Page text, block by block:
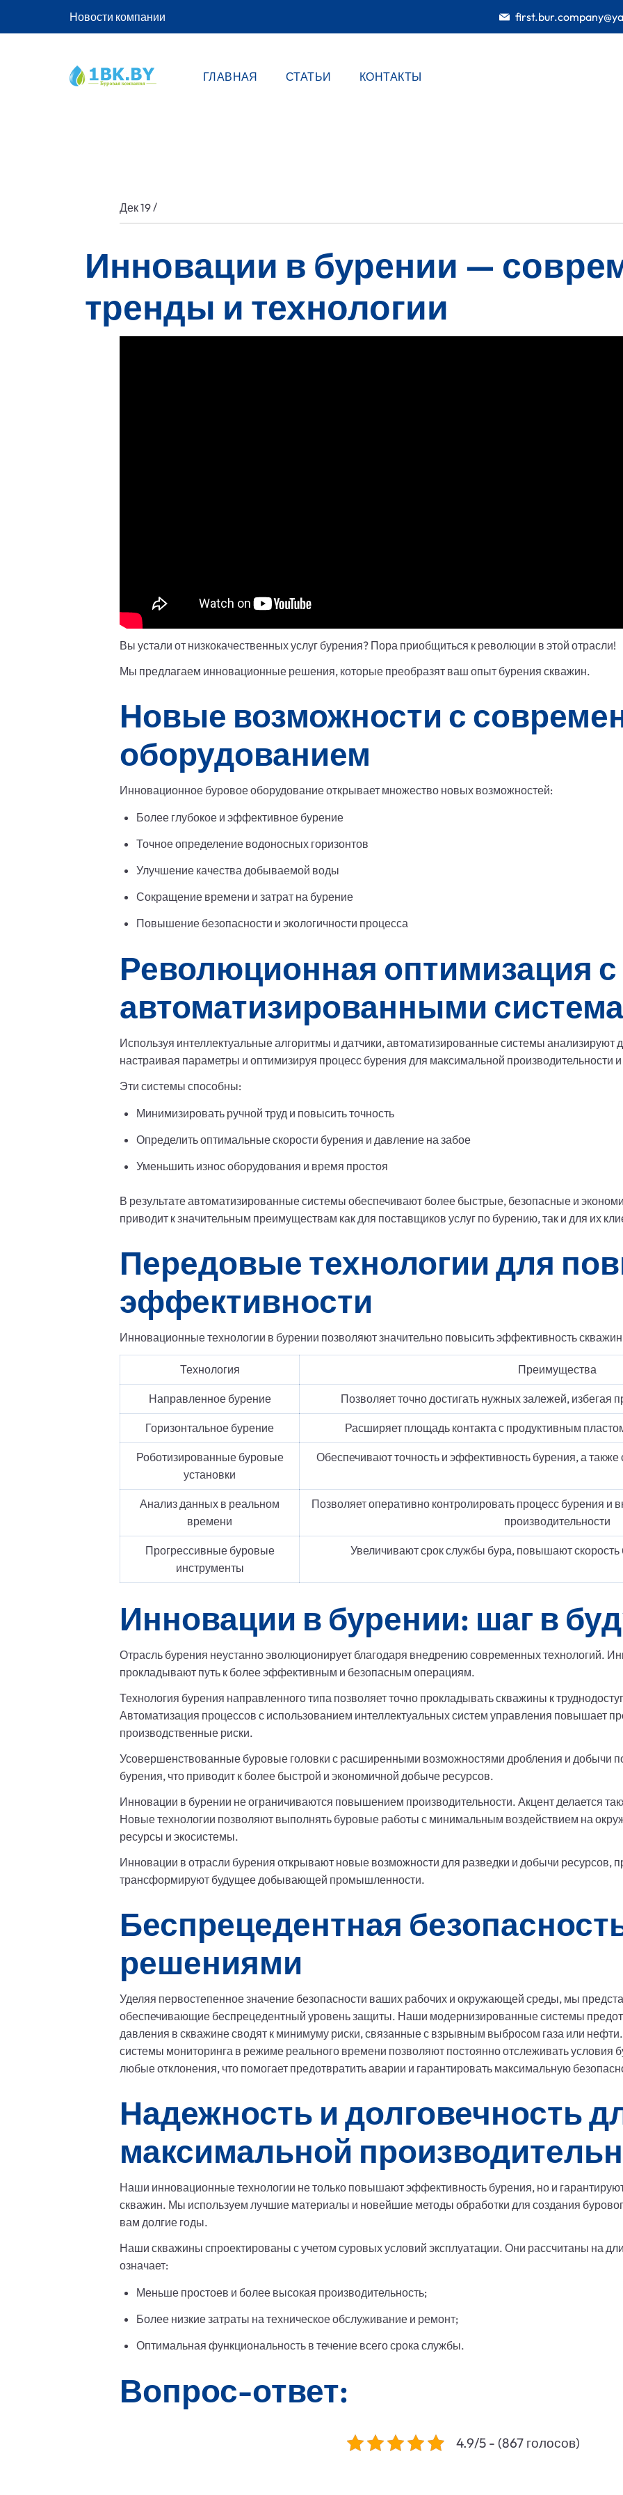
Новости компании
ГЛАВНАЯ СТАТЬИ КОНТАКТЫ
Дек 19/
Инновации в бурении —
тренды и технологии
Вы устали от низкокачественных услуг бурения? Пора приобщиться к революции в этой отрасли!
Мы предлагаем инновационные решения, которые преобразят ваш опыт бурения скважин.
Новые возможности с
оборудованием
Инновационное буровое оборудование открывает множество новых возможностей:
Более глубокое и эффективное бурение
Точное определение водоносных горизонтов
Улучшение качества добываемой воды
Сокращение времени и затрат на бурение
Повышение безопасности и экологичности процесса
Революционная оптимизация с
автоматизированными
Используя интеллектуальные алгоритмы и датчики, автоматизированные системы
настраивая параметры и оптимизируя процесс бурения для максимальной производительности
Эти системы способны:
Минимизировать ручной труд и повысить точность
Определить оптимальные скорости бурения и давление на забое
Уменьшить износ оборудования и время простоя
В результате автоматизированные системы обеспечивают более быстрые, безопасные и
приводит к значительным преимуществам как для поставщиков услуг по бурению, так и для их
Передовые технологии для
эффективности
Инновационные технологии в бурении позволяют значительно повысить эффективность
Технология Преимущества
Направленное бурение Позволяет точно достигать нужных залежей,
Горизонтальное бурение Расширяет площадь контакта с продуктивным
Роботизированные буровые
установки
Обеспечивают точность и эффективность бурения, а
Анализ данных в реальном
времени
Позволяет оперативно контролировать процесс бурения и
производительности
Прогрессивные буровые
инструменты
Увеличивают срок службы бура, повышают
Инновации в бурении: шаг в
Отрасль бурения неустанно эволюционирует благодаря внедрению современных технологий.
прокладывают путь к более эффективным и безопасным операциям.
Технология бурения направленного типа позволяет точно прокладывать скважины к
Автоматизация процессов с использованием интеллектуальных систем управления повышает
производственные риски.
Усовершенствованные буровые головки с расширенными возможностями дробления и добычи
бурения, что приводит к более быстрой и экономичной добыче ресурсов.
Инновации в бурении не ограничиваются повышением производительности. Акцент делается
Новые технологии позволяют выполнять буровые работы с минимальным воздействием на
ресурсы и экосистемы.
Инновации в отрасли бурения открывают новые возможности для разведки и добычи ресурсов,
трансформируют будущее добывающей промышленности.
Беспрецедентная
решениями
Уделяя первостепенное значение безопасности ваших рабочих и окружающей среды, мы
обеспечивающие беспрецедентный уровень защиты. Наши модернизированные системы
давления в скважине сводят к минимуму риски, связанные с взрывным выбросом газа или
системы мониторинга в режиме реального времени позволяют постоянно отслеживать условия
любые отклонения, что помогает предотвратить аварии и гарантировать максимальную
Надежность и долговечность
максимальной
Наши инновационные технологии не только повышают эффективность бурения, но и
скважин. Мы используем лучшие материалы и новейшие методы обработки для создания
вам долгие годы.
Наши скважины спроектированы с учетом суровых условий эксплуатации. Они рассчитаны на
означает:
Меньше простоев и более высокая производительность;
Более низкие затраты на техническое обслуживание и ремонт;
Оптимальная функциональность в течение всего срока службы.
Вопрос-ответ:
4.9/5 - (867 голосов)